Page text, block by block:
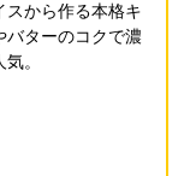
スから作る本格キ
バターのコクで濃
。